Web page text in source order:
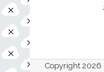
Copyright 2026